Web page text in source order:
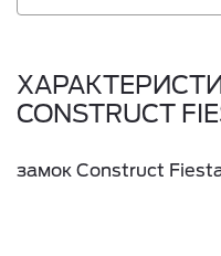
CONSTRUCT
замок Construct